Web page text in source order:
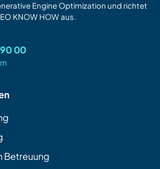
Engine Optimization und richtet
KNOW HOW aus.
90 00
Betreuung